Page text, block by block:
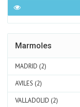
Marmoles
MADRID (2)
AVILES (2)
VALLADOLID (2)